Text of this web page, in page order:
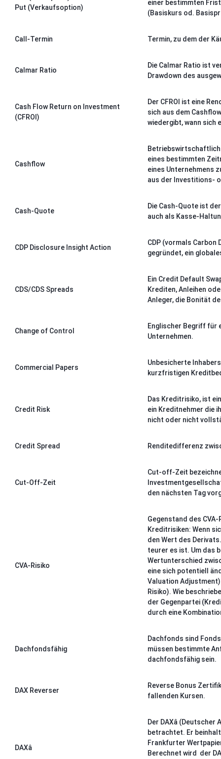
Put (Verkaufsoption)
einer bestimmten
(Basiskurs od.
Call-Termin Termin, zu dem der
Calmar Ratio
Die Calmar Ratio ist
Drawdown des
Cash Flow Return on Investment
(CFROI)
Der CFROI ist eine
sich aus dem
wiedergibt, wann sich
Cashflow
eines bestimmten
eines Unternehmens
aus der Investitions-
Cash-Quote
Die Cash-Quote ist
auch als Kasse-
CDP Disclosure Insight Action
CDP (vormals
gegründet, ein
CDS/CDS Spreads
Ein Credit Default
Krediten, Anleihen
Anleger, die Bonität
Change of Control
Englischer Begriff für
Unternehmen.
Commercial Papers
Unbesicherte
kurzfristigen
Credit Risk
Das Kreditrisiko, ist
ein Kreditnehmer die
nicht oder nicht
Credit Spread Renditedifferenz
Cut-Off-Zeit
Cut-off-Zeit
den nächsten Tag
CVA-Risiko
Gegenstand des
Kreditrisiken: Wenn
den Wert des
teurer es ist. Um das
Wertunterschied
eine sich potentiell
Valuation
Risiko). Wie
der Gegenpartei
durch eine
Dachfondsfähig
Dachfonds sind
müssen bestimmte
dachfondsfähig sein.
DAX Reverser
Reverse Bonus
fallenden Kursen.
DAXâ
Der DAXâ (Deutscher
betrachtet. Er
Frankfurter
Berechnet wird
der